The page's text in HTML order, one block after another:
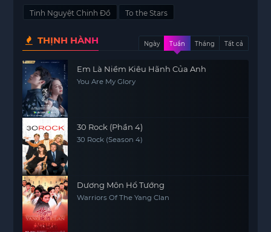
Tinh Nguyệt Chinh Đồ To the Stars
THỊNH HÀNH Ngày Tuần Tháng Tất cả
Em Là Niềm Kiêu Hãnh Của Anh
You Are My Glory
30 Rock (Phần 4)
30 Rock (Season 4)
Dương Môn Hổ Tướng
Warriors Of The Yang Clan